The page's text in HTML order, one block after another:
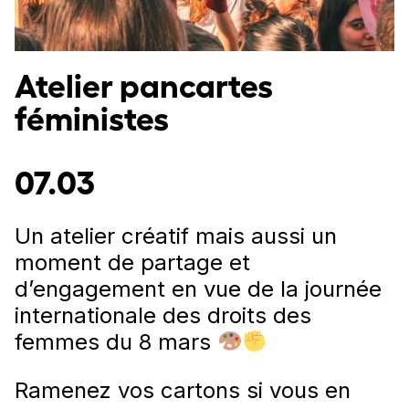
Atelier pancartes
féministes
07.03
Un atelier créatif mais aussi un
moment de partage et
d’engagement en vue de la journée
internationale des droits des
femmes du 8 mars
Ramenez vos cartons si vous en